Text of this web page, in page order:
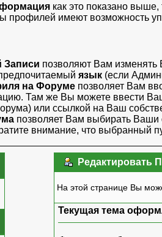
как это показано выше,
профилей имеют возможность
Записи позволяют Вам
язык(если
на Форумепозволяет Вам
Там же Вы можете ввести
или ссылкой на Ваш
позволяет Вам выбирать Ваши
внимание, что выбранный
Редактировать
На этой странице Вы
Текущая тема